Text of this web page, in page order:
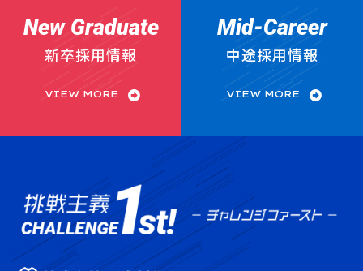
New Graduate
新卒採用情報
VIEW MORE
Mid-Career
中途採用情報
VIEW MORE